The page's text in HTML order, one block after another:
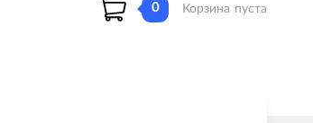
0 Корзина пуста